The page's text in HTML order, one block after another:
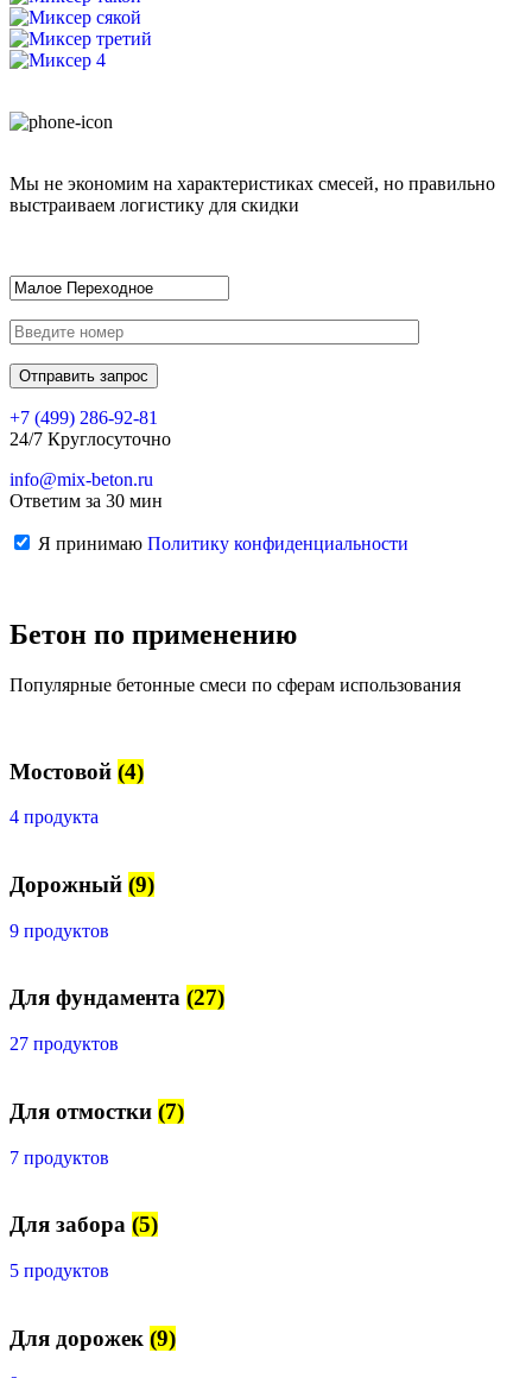
Мы не экономим на характеристиках смесей, но правильно
выстраиваем логистику для скидки
+7 (499) 286-92-81
24/7 Круглосуточно
info@mix-beton.ru
Ответим за 30 мин
Я принимаю Политику конфиденциальности
Бетон по применению
Популярные бетонные смеси по сферам использования
Мостовой (4)
4 продукта
Дорожный (9)
9 продуктов
Для фундамента (27)
27 продуктов
Для отмостки (7)
7 продуктов
Для забора (5)
5 продуктов
Для дорожек (9)